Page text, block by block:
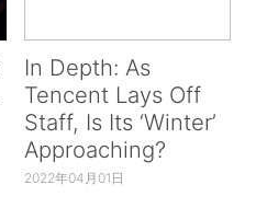
In Depth: As
Tencent Lays Off
Staff, Is Its ‘Winter’
Approaching?
2022年04月01日